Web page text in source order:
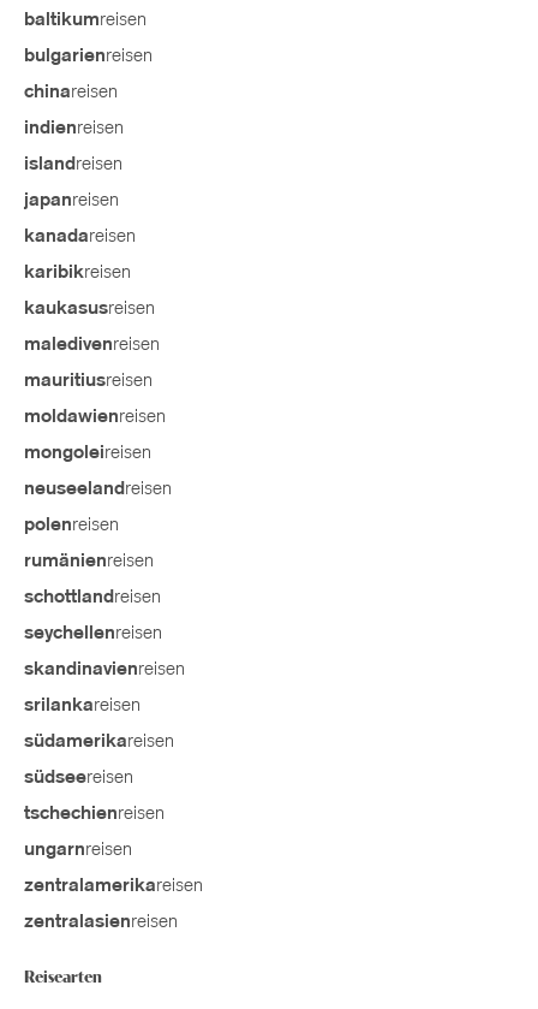
baltikumreisen
bulgarienreisen
chinareisen
indienreisen
island reisen
japanreisen
kanadareisen
karibikreisen
kaukasusreisen
maledivenreisen
mauritiusreisen
moldawienreisen
mongoleireisen
neuseeland reisen
polenreisen
rumänienreisen
schottland reisen
seychellenreisen
skandinavienreisen
srilankareisen
südamerikareisen
südseereisen
tschechienreisen
ungarnreisen
zentralamerikareisen
zentralasienreisen
Reisearten